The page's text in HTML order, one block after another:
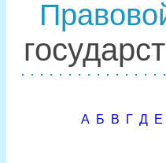
А Б В Г Д Е